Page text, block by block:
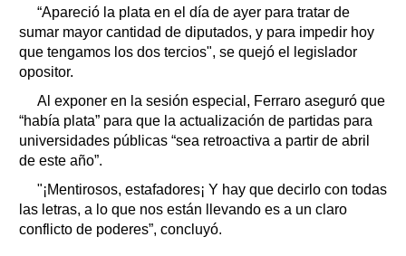
“Apareció la plata en el día de ayer para tratar de
sumar mayor cantidad de diputados, y para impedir hoy
que tengamos los dos tercios", se quejó el legislador
opositor.
Al exponer en la sesión especial, Ferraro aseguró que
“había plata” para que la actualización de partidas para
universidades públicas “sea retroactiva a partir de abril
de este año”.
"¡Mentirosos, estafadores¡ Y hay que decirlo con todas
las letras, a lo que nos están llevando es a un claro
conflicto de poderes”, concluyó.